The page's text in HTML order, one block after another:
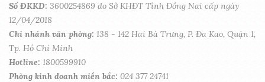
Số ĐKKD: 3600254869 do Sở KHĐT Tỉnh Đồng Nai cấp ngày
12/04/2018
Chi nhánh văn phòng: 138 - 142 Hai Bà Trưng, P. Đa Kao, Quận 1,
Tp. Hồ Chí Minh
Hotline: 1800599910
Phòng kinh doanh miền bắc: 024 377 24741